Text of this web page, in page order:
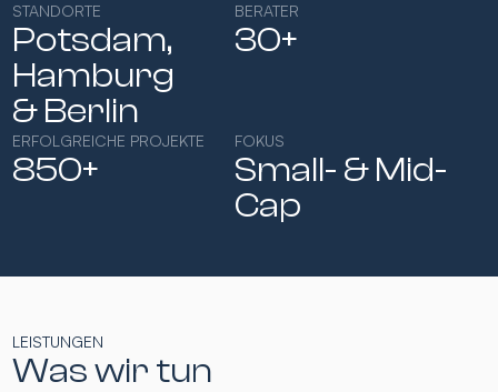
STANDORTE
Potsdam,
Hamburg​
& Berlin
BERATER
30+
ERFOLGREICHE PROJEKTE
850+
FOKUS
Small- & Mid-
Cap​
LEISTUNGEN
Was wir tun